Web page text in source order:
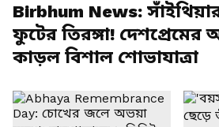
Birbhum News: সাঁইথিয়ার
ফুটের তিরঙ্গা!
কাড়ল বিশাল শোভাযাত্রা